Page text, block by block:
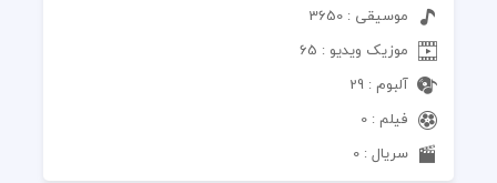
موسیقی : 3650
موزیک ویدیو : 65
آلبوم : 29
فیلم : 0
سریال : 0